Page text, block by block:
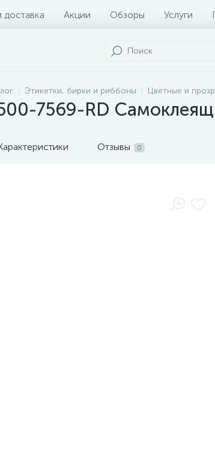
доставка Акции Обзоры Услуги
Этикетки, бирки и риббоны Цветные и
7569-RD
Отзывы 0